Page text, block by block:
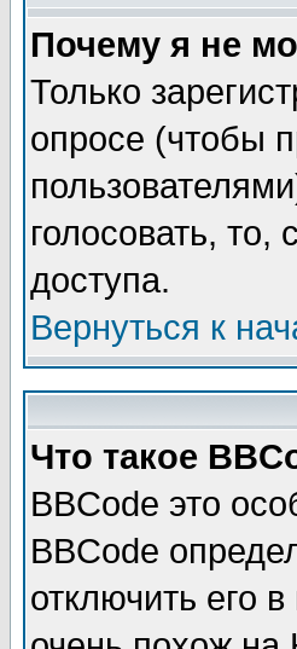
Почему я не
Только
опросе (чтобы
голосовать, то,
доступа.
Вернуться к
Что такое
BBCode это
BBCode
отключить его